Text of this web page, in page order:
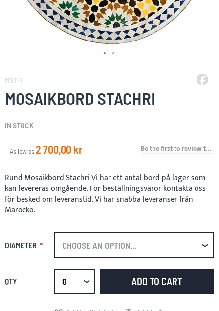
to
the
beginning
of
images
MST-1
MOSAIKBORD STACHRI
IN STOCK
As low as2 700,00 kr Be the first to review this product
Rund Mosaikbord Stachri Vi har ett antal bord på lager som
kan levereras omgående. För beställningsvaror kontakta oss
för besked om leveranstid. Vi har snabba leveranser från
Marocko.
DIAMETER
QTY ADD TO CART